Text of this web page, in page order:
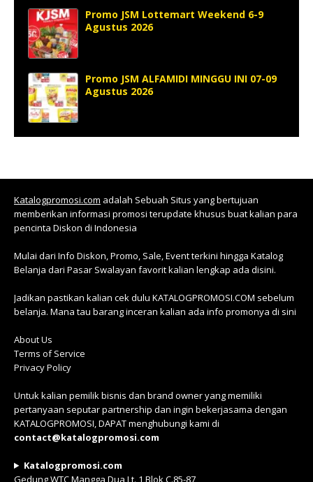
Promo JSM Lottemart Weekend 6-9
Agustus 2026
Promo JSM ALFAMIDI MINGGU INI 07-09
Agustus 2026
Katalogpromosi.com adalah Sebuah Situs yang bertujuan
memberikan informasi promosi terupdate khusus buat kalian para
pencinta Diskon di Indonesia
Mulai dari Info Diskon, Promo, Sale, Event terkini hingga Katalog
Belanja dari Pasar Swalayan favorit kalian lengkap ada disini.
Jadikan pastikan kalian cek dulu KATALOGPROMOSI.COM sebelum
belanja. Mana tau barang inceran kalian ada info promonya di sini
About Us
Terms of Service
Privacy Policy
Untuk kalian pemilik bisnis dan brand owner yang memiliki
pertanyaan seputar partnership dan ingin bekerjasama dengan
KATALOGPROMOSI, DAPAT menghubungi kami di
contact@katalogpromosi.com
Katalogpromosi.com
Gedung WTC Mangga Dua Lt. 1 Blok C.85-87